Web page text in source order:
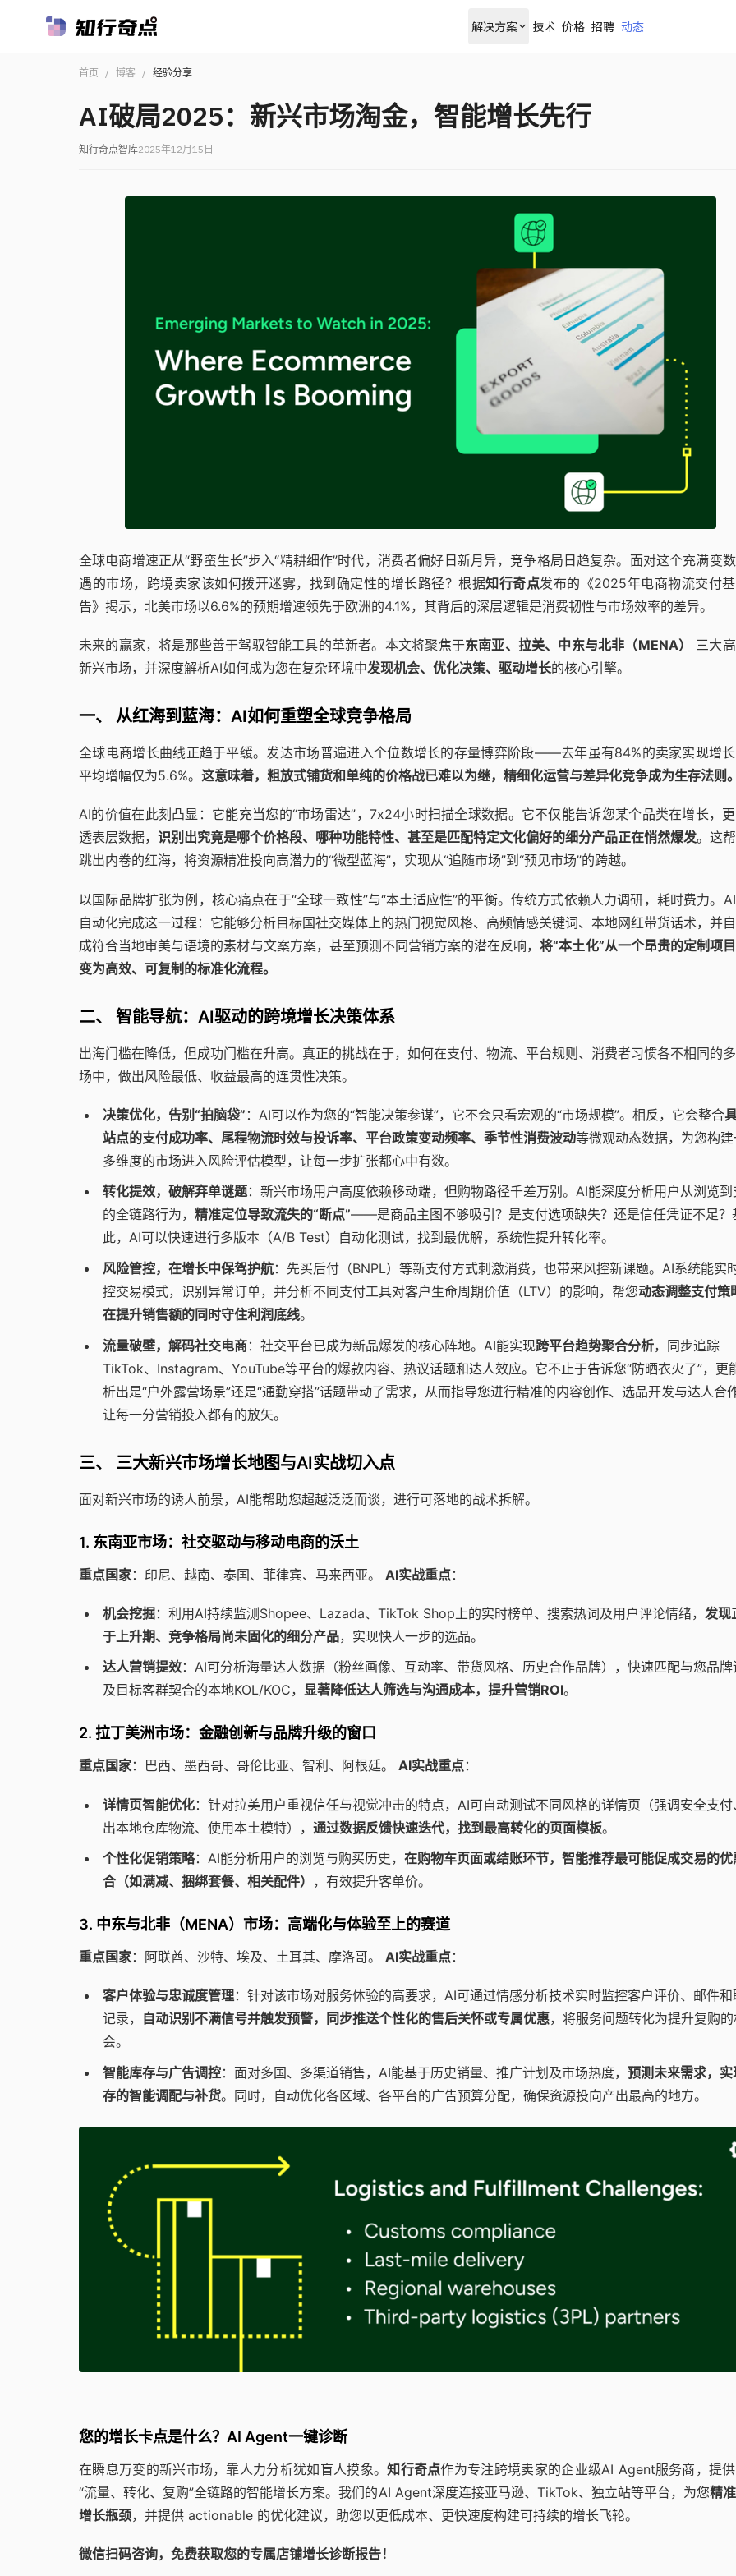
解决方案 技术 价格 招聘 动态
首页 / 博客 / 经验分享
AI破局2025：新兴市场淘金，智能增长先行
知行奇点智库2025年12月15日
全球电商增速正从“野蛮生长”步入“精耕细作”时代，消费者偏好日新月异，竞争格局日趋复杂。面对这个充满变
遇的市场，跨境卖家该如何拨开迷雾，找到确定性的增长路径？根据知行奇点发布的《2025年电商物流交付
告》揭示，北美市场以6.6%的预期增速领先于欧洲的4.1%，其背后的深层逻辑是消费韧性与市场效率的差异。
未来的赢家，将是那些善于驾驭智能工具的革新者。本文将聚焦于东南亚、拉美、中东与北非（MENA）
三大
新兴市场，并深度解析AI如何成为您在复杂环境中发现机会、优化决策、驱动增长的核心引擎。
一、 从红海到蓝海：AI如何重塑全球竞争格局
全球电商增长曲线正趋于平缓。发达市场普遍进入个位数增长的存量博弈阶段——去年虽有84%的卖家实现增
平均增幅仅为5.6%。 这意味着，粗放式铺货和单纯的价格战已难以为继，精细化运营与差异化竞争成为生存法则。
AI的价值在此刻凸显：它能充当您的“市场雷达”，7x24小时扫描全球数据。它不仅能告诉您某个品类在增长，
透表层数据， 识别出究竟是哪个价格段、哪种功能特性、甚至是匹配特定文化偏好的细分产品正在悄然爆发。这
跳出内卷的红海，将资源精准投向高潜力的“微型蓝海”，实现从“追随市场”到“预见市场”的跨越。
以国际品牌扩张为例，核心痛点在于“全球一致性”与“本土适应性”的平衡。传统方式依赖人力调研，耗时费力。
自动化完成这一过程：它能够分析目标国社交媒体上的热门视觉风格、高频情感关键词、本地网红带货话术，并
成符合当地审美与语境的素材与文案方案，甚至预测不同营销方案的潜在反响，将“本土化”从一个昂贵的定制项
变为高效、可复制的标准化流程。
二、 智能导航：AI驱动的跨境增长决策体系
出海门槛在降低，但成功门槛在升高。真正的挑战在于，如何在支付、物流、平台规则、消费者习惯各不相同的
场中，做出风险最低、收益最高的连贯性决策。
决策优化，告别“拍脑袋” ：AI可以作为您的“智能决策参谋”，它不会只看宏观的“市场规模”。相反，它会整合
站点的支付成功率、尾程物流时效与投诉率、平台政策变动频率、季节性消费波动等微观动态数据，为您构
多维度的市场进入风险评估模型，让每一步扩张都心中有数。
转化提效，破解弃单谜题：新兴市场用户高度依赖移动端，但购物路径千差万别。AI能深度分析用户从浏览到
的全链路行为， 精准定位导致流失的“断点”——是商品主图不够吸引？是支付选项缺失？还是信任凭证不足？
此，AI可以快速进行多版本（A/B Test）自动化测试，找到最优解，系统性提升转化率。
风险管控，在增长中保驾护航：先买后付（BNPL）等新支付方式刺激消费，也带来风控新课题。AI系统能实
控交易模式，识别异常订单，并分析不同支付工具对客户生命周期价值（LTV）的影响，帮您动态调整支付策
在提升销售额的同时守住利润底线。
流量破壁，解码社交电商：社交平台已成为新品爆发的核心阵地。AI能实现跨平台趋势聚合分析，同步追踪
TikTok、Instagram、YouTube等平台的爆款内容、热议话题和达人效应。它不止于告诉您“防晒衣火了”，更
析出是“户外露营场景”还是“通勤穿搭”话题带动了需求，从而指导您进行精准的内容创作、选品开发与达人合作
让每一分营销投入都有的放矢。
三、 三大新兴市场增长地图与AI实战切入点
面对新兴市场的诱人前景，AI能帮助您超越泛泛而谈，进行可落地的战术拆解。
1. 东南亚市场：社交驱动与移动电商的沃土
重点国家：印尼、越南、泰国、菲律宾、马来西亚。 AI实战重点：
机会挖掘：利用AI持续监测Shopee、Lazada、TikTok Shop上的实时榜单、搜索热词及用户评论情绪， 发现
于上升期、竞争格局尚未固化的细分产品，实现快人一步的选品。
达人营销提效：AI可分析海量达人数据（粉丝画像、互动率、带货风格、历史合作品牌），快速匹配与您品牌
及目标客群契合的本地KOL/KOC， 显著降低达人筛选与沟通成本，提升营销ROI。
2. 拉丁美洲市场：金融创新与品牌升级的窗口
重点国家：巴西、墨西哥、哥伦比亚、智利、阿根廷。 AI实战重点：
详情页智能优化：针对拉美用户重视信任与视觉冲击的特点，AI可自动测试不同风格的详情页（强调安全支付
出本地仓库物流、使用本土模特）， 通过数据反馈快速迭代，找到最高转化的页面模板。
个性化促销策略：AI能分析用户的浏览与购买历史， 在购物车页面或结账环节，智能推荐最可能促成交易的优
合（如满减、捆绑套餐、相关配件） ，有效提升客单价。
3. 中东与北非（MENA）市场：高端化与体验至上的赛道
重点国家：阿联酋、沙特、埃及、土耳其、摩洛哥。 AI实战重点：
客户体验与忠诚度管理：针对该市场对服务体验的高要求，AI可通过情感分析技术实时监控客户评价、邮件和
记录， 自动识别不满信号并触发预警，同步推送个性化的售后关怀或专属优惠，将服务问题转化为提升复购
会。
智能库存与广告调控：面对多国、多渠道销售，AI能基于历史销量、推广计划及市场热度， 预测未来需求，实
存的智能调配与补货。同时，自动优化各区域、各平台的广告预算分配，确保资源投向产出最高的地方。
您的增长卡点是什么？AI Agent一键诊断
在瞬息万变的新兴市场，靠人力分析犹如盲人摸象。知行奇点作为专注跨境卖家的企业级AI Agent服务商，提
“流量、转化、复购”全链路的智能增长方案。我们的AI Agent深度连接亚马逊、TikTok、独立站等平台，为您精
增长瓶颈，并提供 actionable 的优化建议，助您以更低成本、更快速度构建可持续的增长飞轮。
微信扫码咨询，免费获取您的专属店铺增长诊断报告！